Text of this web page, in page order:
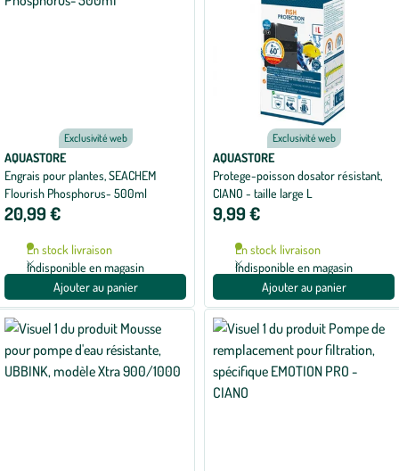
Exclusivité web
AQUASTORE
Engrais pour plantes, SEACHEM
Flourish Phosphorus- 500ml
20,99 €
En stock livraison
Indisponible en magasin
Ajouter au panier
Exclusivité web
AQUASTORE
Protege-poisson dosator résistant,
CIANO - taille large L
9,99 €
En stock livraison
Indisponible en magasin
Ajouter au panier